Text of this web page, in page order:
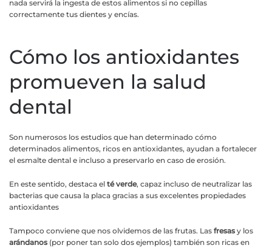
nada servirá la ingesta de estos alimentos si no cepillas
correctamente tus dientes y encías.
Cómo los antioxidantes
promueven la salud
dental
Son numerosos los estudios que han determinado cómo
determinados alimentos, ricos en antioxidantes, ayudan a fortalecer
el esmalte dental e incluso a preservarlo en caso de erosión.
En este sentido, destaca el té verde, capaz incluso de neutralizar las
bacterias que causa la placa gracias a sus excelentes propiedades
antioxidantes
Tampoco conviene que nos olvidemos de las frutas. Las fresas y los
arándanos (por poner tan solo dos ejemplos) también son ricas en